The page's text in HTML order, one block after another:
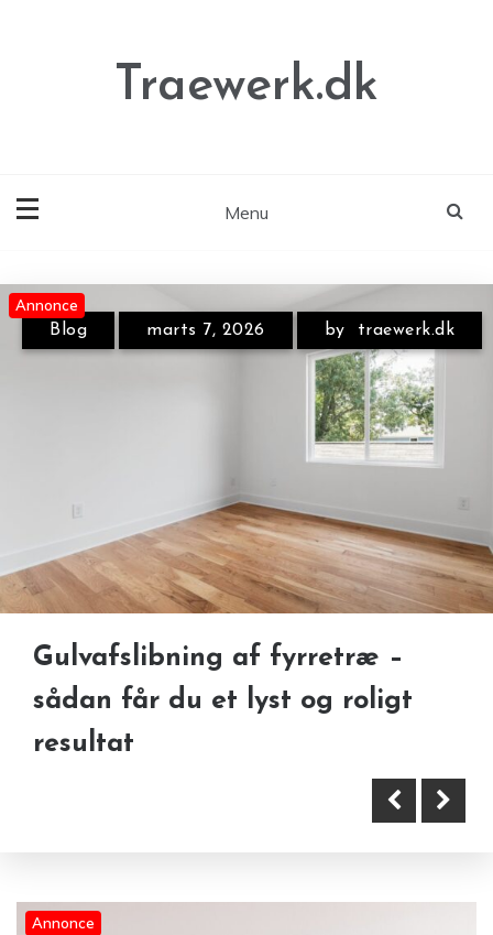
Traewerk.dk
Menu
Annonce
Derfor vælger mange at
renovere møbler frem for at
Annonce
Sådan håndteres et dødsbo på
en respektfuld måde
Blog marts 7, 2026 by traewerk.dk
Annonce
Gulvafslibning af fyrretræ –
sådan får du et lyst og roligt
resultat
Annonce